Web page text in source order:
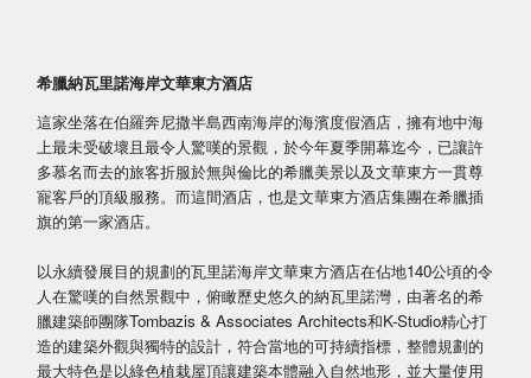
希臘納瓦里諾海岸文華東方酒店
這家坐落在伯羅奔尼撒半島西南海岸的海濱度假酒店，擁有地中海
上最未受破壞且最令人驚嘆的景觀，於今年夏季開幕迄今，已讓許
多慕名而去的旅客折服於無與倫比的希臘美景以及文華東方一貫尊
寵客戶的頂級服務。而這間酒店，也是文華東方酒店集團在希臘插
旗的第一家酒店。
以永續發展目的規劃的瓦里諾海岸文華東方酒店在佔地140公頃的令
人在驚嘆的自然景觀中，俯瞰歷史悠久的納瓦里諾灣，由著名的希
臘建築師團隊Tombazis & Associates Architects和K-Studio精心打
造的建築外觀與獨特的設計，符合當地的可持續指標，整體規劃的
最大特色是以綠色植栽屋頂讓建築本體融入自然地形，並大量使用